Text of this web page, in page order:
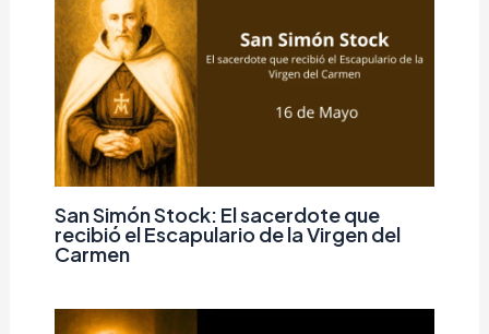
San Simón Stock: El sacerdote que
recibió el Escapulario de la Virgen del
Carmen